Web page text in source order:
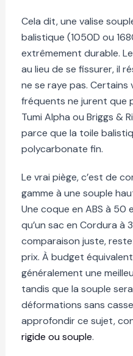
Cela dit, une valise
balistique (1050D ou
extrêmement durable.
au lieu de se fissurer, il
ne se raye pas. Certains
fréquents ne jurent que
Tumi Alpha ou Briggs &
parce que la toile
polycarbonate fin.
Le vrai piège, c’est de
gamme à une souple
Une coque en ABS à 50
qu’un sac en Cordura à
comparaison juste,
prix. À budget
généralement une
tandis que la souple
déformations sans
approfondir ce sujet,
rigide ou souple.